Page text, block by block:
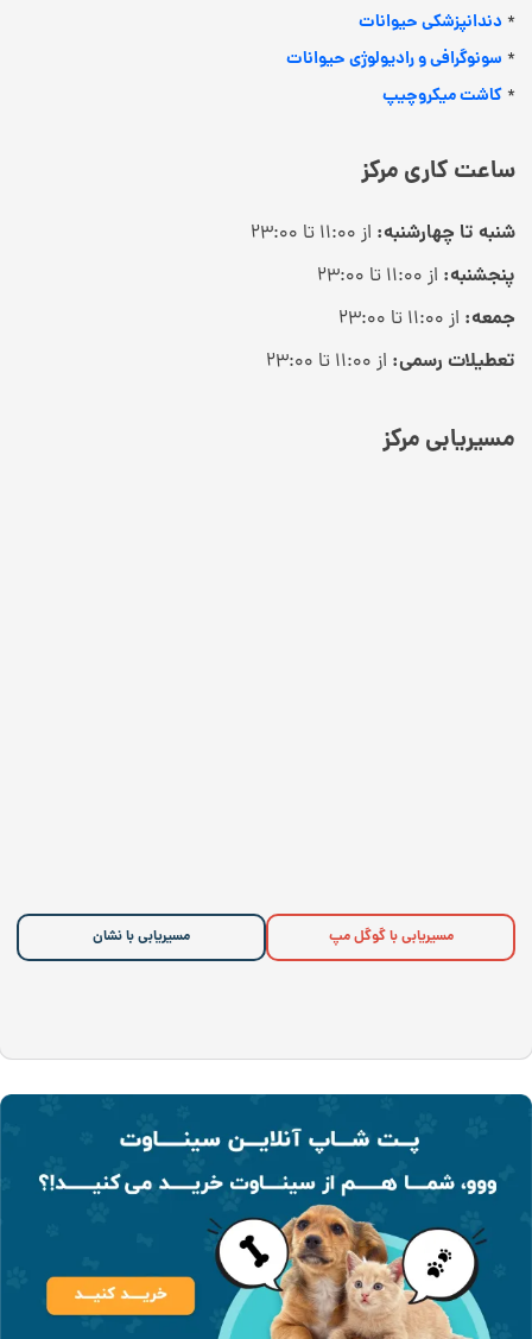
*دندانپزشکی حیوانات
* سونوگرافی و رادیولوژی حیوانات
*کاشت میکروچیپ
ساعت کاری مرکز
شنبه تا چهارشنبه: از ۱۱:۰۰ تا ۲۳:۰۰
پنجشنبه: از ۱۱:۰۰ تا ۲۳:۰۰
جمعه: از ۱۱:۰۰ تا ۲۳:۰۰
تعطیلات رسمی: از ۱۱:۰۰ تا ۲۳:۰۰
مسیریابی مرکز
مسیریابی با گوگل مپ مسیریابی با نشان